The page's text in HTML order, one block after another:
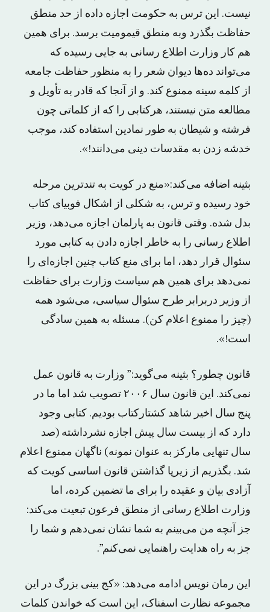
نیست. این ترس به حکومت اجازه داده از حد منطق
حفاظت بگذرد وبه منطق قیمومیت برسد. برای همین
هم کار وزارت اطلاع رسانی به جایی رسیده که
می‌تواند ده‌ها دیوان شعر را به منظور حفاظت جامعه
از کلمه سینه ممنوع کند. و از آنجا که قادر به تأویل و
مطالعه متن نیستند، هرکتابی را که از کلماتی چون
فرشته و شیطان به طور نمادین استفاده کند، موجب
خدشه زدن به مقدسات دینی می‌دانند!».
بثینه اضافه می‌کند:«منع در کویت به تندترین مرحله
خود رسیده و ترس، به شکلی از اشکال فوبیای کتاب
بدل شده. وقتی قانون به پارلمان اجازه می‌دهد، وزیر
اطلاع رسانی را به خاطر اجازه دادن به کتابی مورد
سئوال قرار دهد، اما برای منع کتاب چنین اجازه‌ای را
نمی‌دهد برای همین هم سیاست وزارت برای حفاظت
از وزیر دربرابر طرح سئوال سیاسی، می‌شود همه
(چیز را ممنوع اعلام کن). مسئله به همین سادگی
است!».
قانون چطور؟ بثینه می‌گوید:” وزارت به قانون عمل
نمی‌کند. این قانون سال ۲۰۰۶ تصویب شد اما ما در
پنج سال اخیر شاهد کشتارکتاب بودیم. کتابی وجود
دارد که از بیست سال پیش اجازه نشرداشته (صد
سال تنهایی مارکز به عنوان نمونه) ناگهان ممنوع اعلام
شد. بگذریم از زیرپا گذاشتن قانون اساسی کویت که
آزادی بیان و عقیده را برای ما تضمین کرده، اما
وزارت اطلاع رسانی از منطق فرعون تبعیت می‌کند:
جز آنچه من می‌بینم به شما نشان نمی‌دهم و شما را
جز به راه هدایت راهنمایی نمی‌کنم”.
این رمان نویس ادامه می‌دهد: «کج بینی بزرگ در این
مجموعه نظارت اسفناک، این است که خواندن کلمات